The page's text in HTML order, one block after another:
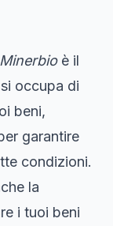
è il
occupa di
beni,
garantire
condizioni.
la
i tuoi beni